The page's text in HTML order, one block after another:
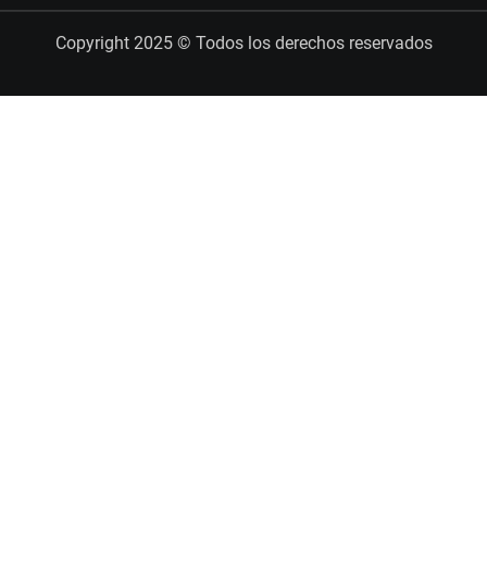
Copyright 2025 © Todos los derechos reservados